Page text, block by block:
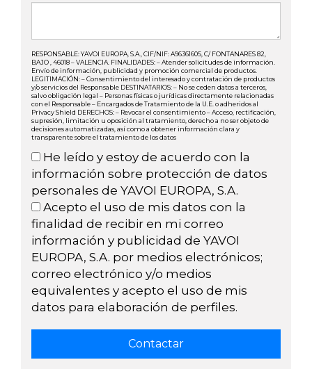
RESPONSABLE: YAVOI EUROPA, S.A., CIF/NIF: A96361605, C/ FONTANARES 82,
BAJO , 46018 – VALENCIA. FINALIDADES: – Atender solicitudes de información.
Envío de información, publicidad y promoción comercial de productos.
LEGITIMACIÓN: – Consentimiento del interesado y contratación de productos
y/o servicios del Responsable DESTINATARIOS: – No se ceden datos a terceros,
salvo obligación legal – Personas físicas o jurídicas directamente relacionadas
con el Responsable – Encargados de Tratamiento de la U.E. o adheridos al
Privacy Shield DERECHOS: – Revocar el consentimiento – Acceso, rectificación,
supresión, limitación u oposición al tratamiento, derecho a no ser objeto de
decisiones automatizadas, así como a obtener información clara y
transparente sobre el tratamiento de los datos
He leído y estoy de acuerdo con la
información sobre protección de datos
personales de YAVOI EUROPA, S.A.
Acepto el uso de mis datos con la
finalidad de recibir en mi correo
información y publicidad de YAVOI
EUROPA, S.A. por medios electrónicos;
correo electrónico y/o medios
equivalentes y acepto el uso de mis
datos para elaboración de perfiles.